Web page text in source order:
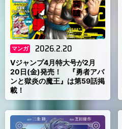
マンガ 2026.2.20
Vジャンプ4月特大号が2月
20日(金)発売！ 『勇者アバ
ンと獄炎の魔王』は第59話掲
載！